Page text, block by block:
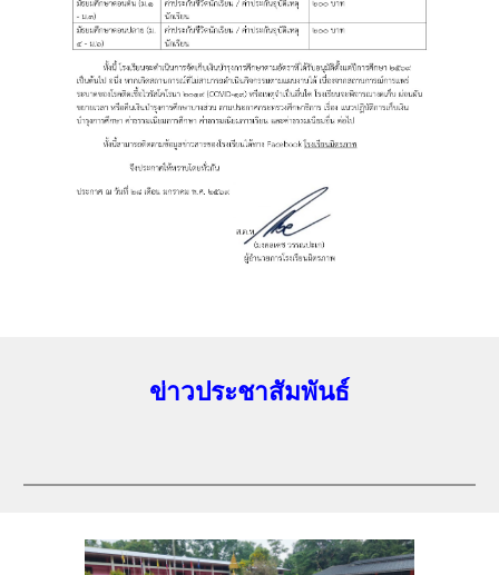
ข่าวประชาสัมพันธ์